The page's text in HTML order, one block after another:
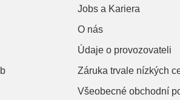
Jobs a Kariera
O nás
Údaje o provozovateli
Záruka trvale nízkých
Všeobecné obchodní